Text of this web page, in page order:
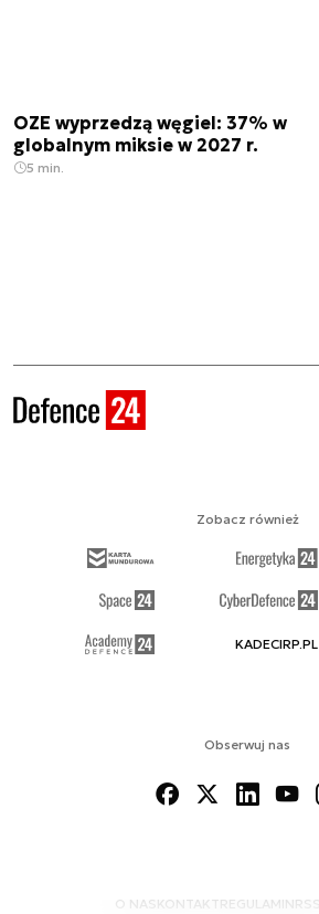
OZE wyprzedzą węgiel: 37% w
globalnym miksie w 2027 r.
5 min.
Obserwuj nas
O NAS KONTAKTREGULAMINRSS
Zobacz również
KADECIRP.PL